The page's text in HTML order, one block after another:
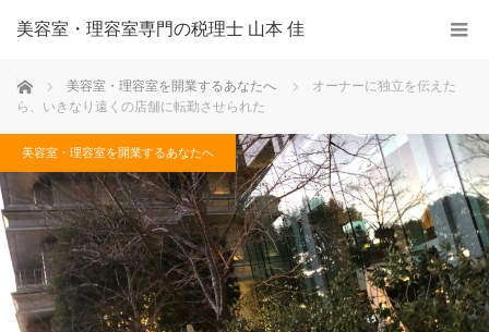
美容室・理容室専門の税理士 山本 佳
ホーム 美容室・理容室を開業するあなたへ
オーナーに独立を伝えた
ら、いきなり遠くの店舗に転勤させられた
美容室・理容室を開業するあなたへ